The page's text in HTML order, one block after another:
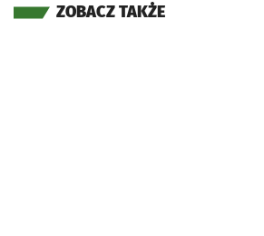
ZOBACZ TAKŻE